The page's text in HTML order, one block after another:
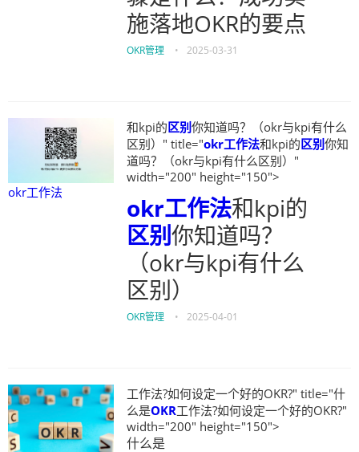
施落地OKR的要点
OKR管理 • 2025-03-31
okr工作法
和kpi的区别你知道吗？（okr与kpi有什么
区别）" title="okr工作法和kpi的区别你知
道吗？（okr与kpi有什么区别）"
width="200" height="150">
okr工作法和kpi的
区别你知道吗？
（okr与kpi有什么
区别）
OKR管理 • 2025-04-01
工作法?如何设定一个好的OKR?" title="什
么是OKR工作法?如何设定一个好的OKR?"
width="200" height="150">
什么是